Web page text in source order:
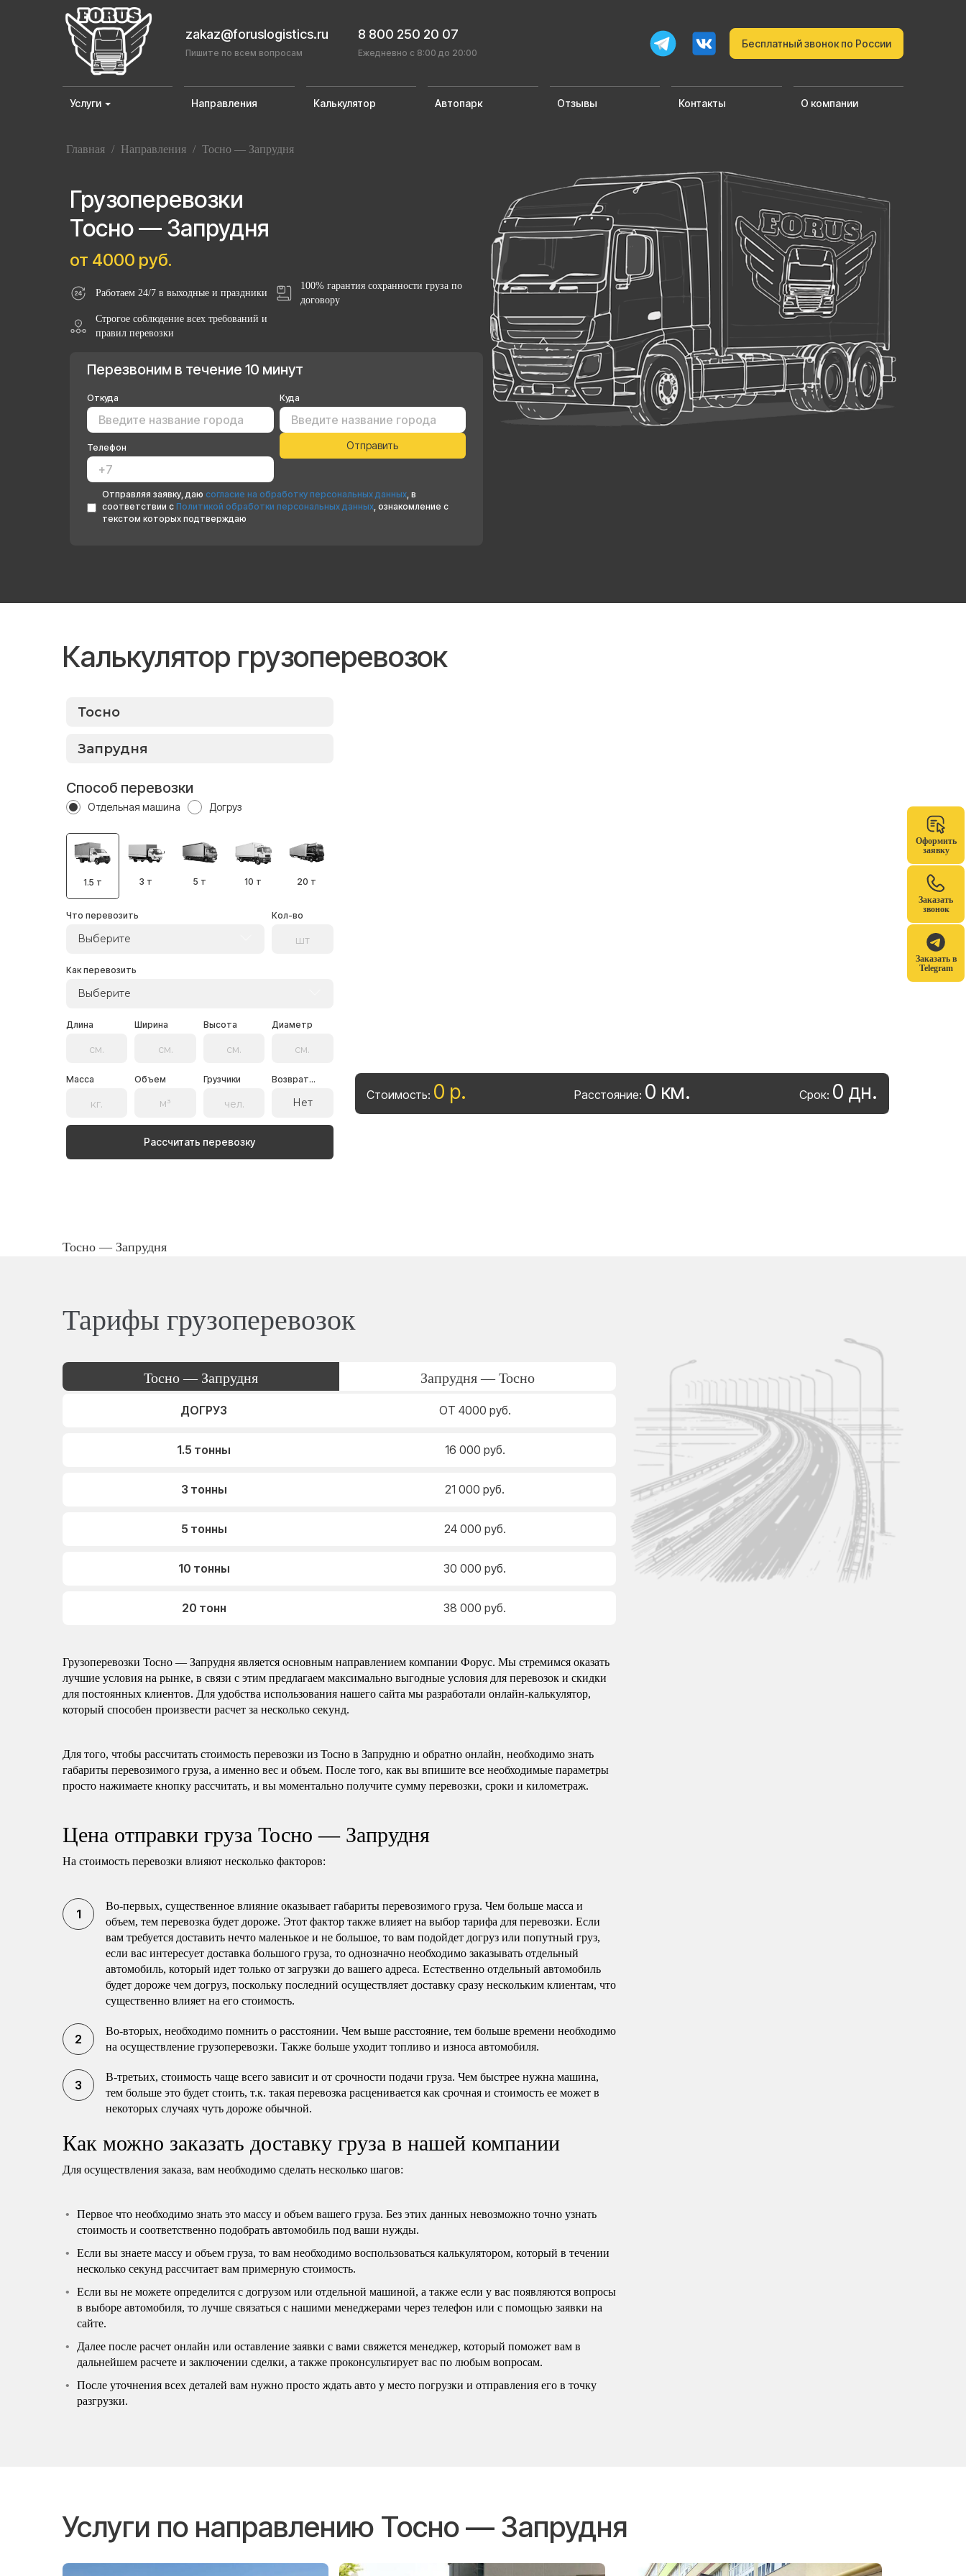
Оформить
заявку
Заказать
звонок
Заказать в
Telegram
zakaz@foruslogistics.ru
Пишите по всем вопросам
8 800 250 20 07
Ежедневно с 8:00 до 20:00
Бесплатный звонок по России
Услуги Направления Калькулятор Автопарк Отзывы Контакты О компании
Главная / Направления / Тосно — Запрудня
Грузоперевозки
Тосно — Запрудня
от 4000 руб.
Работаем 24/7 в выходные и праздники
100% гарантия сохранности груза по
договору
Строгое соблюдение всех требований и
правил перевозки
Перезвоним в течение 10 минут
Откуда Куда
Телефон
Отправляя заявку, даю согласие на обработку персональных данных, в
соответствии с Политикой обработки персональных данных, ознакомление с
текстом которых подтверждаю
Калькулятор грузоперевозок
Способ перевозки
Отдельная машина Догруз
1.5 т 3 т 5 т 10 т 20 т
Что перевозить
Выберите
Кол-во
Как перевозить
Выберите
Длина Ширина Высота Диаметр
Масса Объем Грузчики Возврат...
Нет
Рассчитать перевозку
Стоимость: 0 р. Расстояние: 0 км. Срок: 0 дн.
Тосно — Запрудня
Тарифы грузоперевозок
Тосно — Запрудня Запрудня — Тосно
ДОГРУЗ ОТ 4000 руб.
1.5 тонны 16 000 руб.
3 тонны 21 000 руб.
5 тонны 24 000 руб.
10 тонны 30 000 руб.
20 тонн 38 000 руб.
Грузоперевозки Тосно — Запрудня является основным направлением компании Форус. Мы стремимся оказать
лучшие условия на рынке, в связи с этим предлагаем максимально выгодные условия для перевозок и скидки
для постоянных клиентов. Для удобства использования нашего сайта мы разработали онлайн-калькулятор,
который способен произвести расчет за несколько секунд.
Для того, чтобы рассчитать стоимость перевозки из Тосно в Запрудню и обратно онлайн, необходимо знать
габариты перевозимого груза, а именно вес и объем. После того, как вы впишите все необходимые параметры
просто нажимаете кнопку рассчитать, и вы моментально получите сумму перевозки, сроки и километраж.
Цена отправки груза Тосно — Запрудня
На стоимость перевозки влияют несколько факторов:
Во-первых, существенное влияние оказывает габариты перевозимого груза. Чем больше масса и
объем, тем перевозка будет дороже. Этот фактор также влияет на выбор тарифа для перевозки. Если
вам требуется доставить нечто маленькое и не большое, то вам подойдет догруз или попутный груз,
если вас интересует доставка большого груза, то однозначно необходимо заказывать отдельный
автомобиль, который идет только от загрузки до вашего адреса. Естественно отдельный автомобиль
будет дороже чем догруз, поскольку последний осуществляет доставку сразу нескольким клиентам, что
существенно влияет на его стоимость.
Во-вторых, необходимо помнить о расстоянии. Чем выше расстояние, тем больше времени необходимо
на осуществление грузоперевозки. Также больше уходит топливо и износа автомобиля.
В-третьих, стоимость чаще всего зависит и от срочности подачи груза. Чем быстрее нужна машина,
тем больше это будет стоить, т.к. такая перевозка расценивается как срочная и стоимость ее может в
некоторых случаях чуть дороже обычной.
Как можно заказать доставку груза в нашей компании
Для осуществления заказа, вам необходимо сделать несколько шагов:
Первое что необходимо знать это массу и объем вашего груза. Без этих данных невозможно точно узнать
стоимость и соответственно подобрать автомобиль под ваши нужды.
Если вы знаете массу и объем груза, то вам необходимо воспользоваться калькулятором, который в течении
несколько секунд рассчитает вам примерную стоимость.
Если вы не можете определится с догрузом или отдельной машиной, а также если у вас появляются вопросы
в выборе автомобиля, то лучше связаться с нашими менеджерами через телефон или с помощью заявки на
сайте.
Далее после расчет онлайн или оставление заявки с вами свяжется менеджер, который поможет вам в
дальнейшем расчете и заключении сделки, а также проконсультирует вас по любым вопросам.
После уточнения всех деталей вам нужно просто ждать авто у место погрузки и отправления его в точку
разгрузки.
Услуги по направлению Тосно — Запрудня